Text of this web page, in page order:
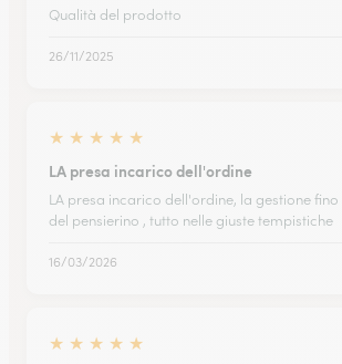
Qualità del prodotto
26/11/2025
★ ★ ★ ★ ★
LA presa incarico dell'ordine
LA presa incarico dell'ordine, la gestione
del pensierino , tutto nelle giuste tempistiche
16/03/2026
★ ★ ★ ★ ★